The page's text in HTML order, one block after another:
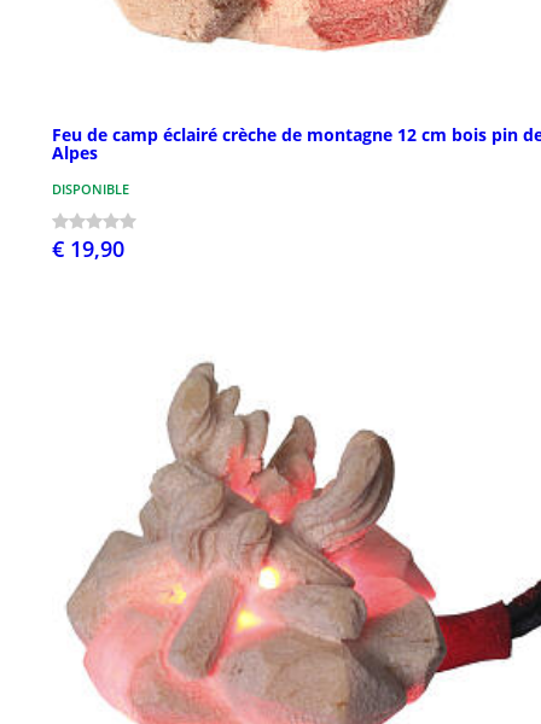
Feu de camp éclairé crèche de montagne 12 cm bois pin
Alpes
DISPONIBLE
€ 19,90